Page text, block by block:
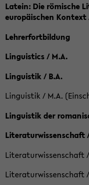
Latein: Die römische
europäischen Kontext
Lehrerfortbildung
Linguistics / M.A.
Linguistik / B.A.
Linguistik / M.A.
Linguistik der
Literaturwissenschaft
Literaturwissenschaft /
Literaturwissenschaft /